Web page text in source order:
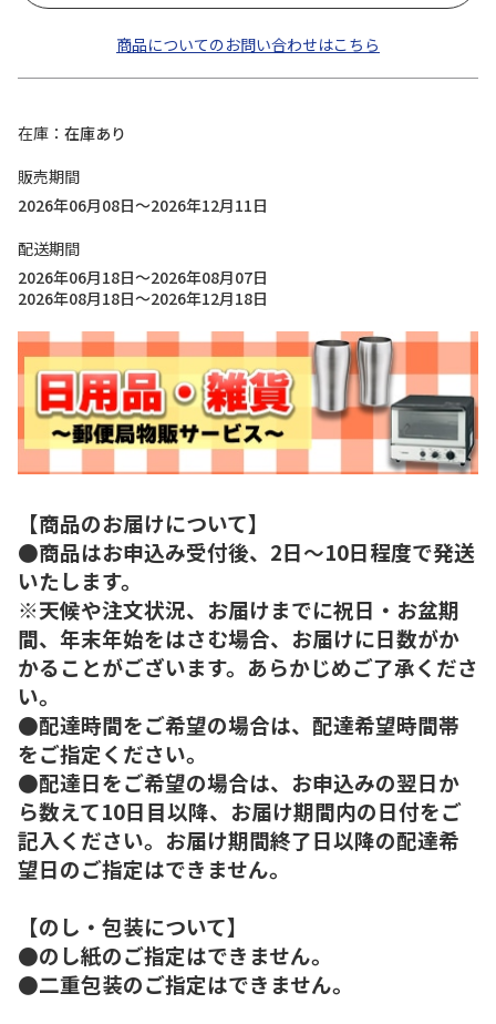
商品についてのお問い合わせはこちら
在庫
在庫あり
販売期間
2026年06月08日～2026年12月11日
配送期間
2026年06月18日～2026年08月07日
2026年08月18日～2026年12月18日
【商品のお届けについて】
●商品はお申込み受付後、2日～10日程度で発送
いたします。
※天候や注文状況、お届けまでに祝日・お盆期
間、年末年始をはさむ場合、お届けに日数がか
かることがございます。あらかじめご了承くださ
い。
●配達時間をご希望の場合は、配達希望時間帯
をご指定ください。
●配達日をご希望の場合は、お申込みの翌日か
ら数えて10日目以降、お届け期間内の日付をご
記入ください。お届け期間終了日以降の配達希
望日のご指定はできません。
【のし・包装について】
●のし紙のご指定はできません。
●二重包装のご指定はできません。